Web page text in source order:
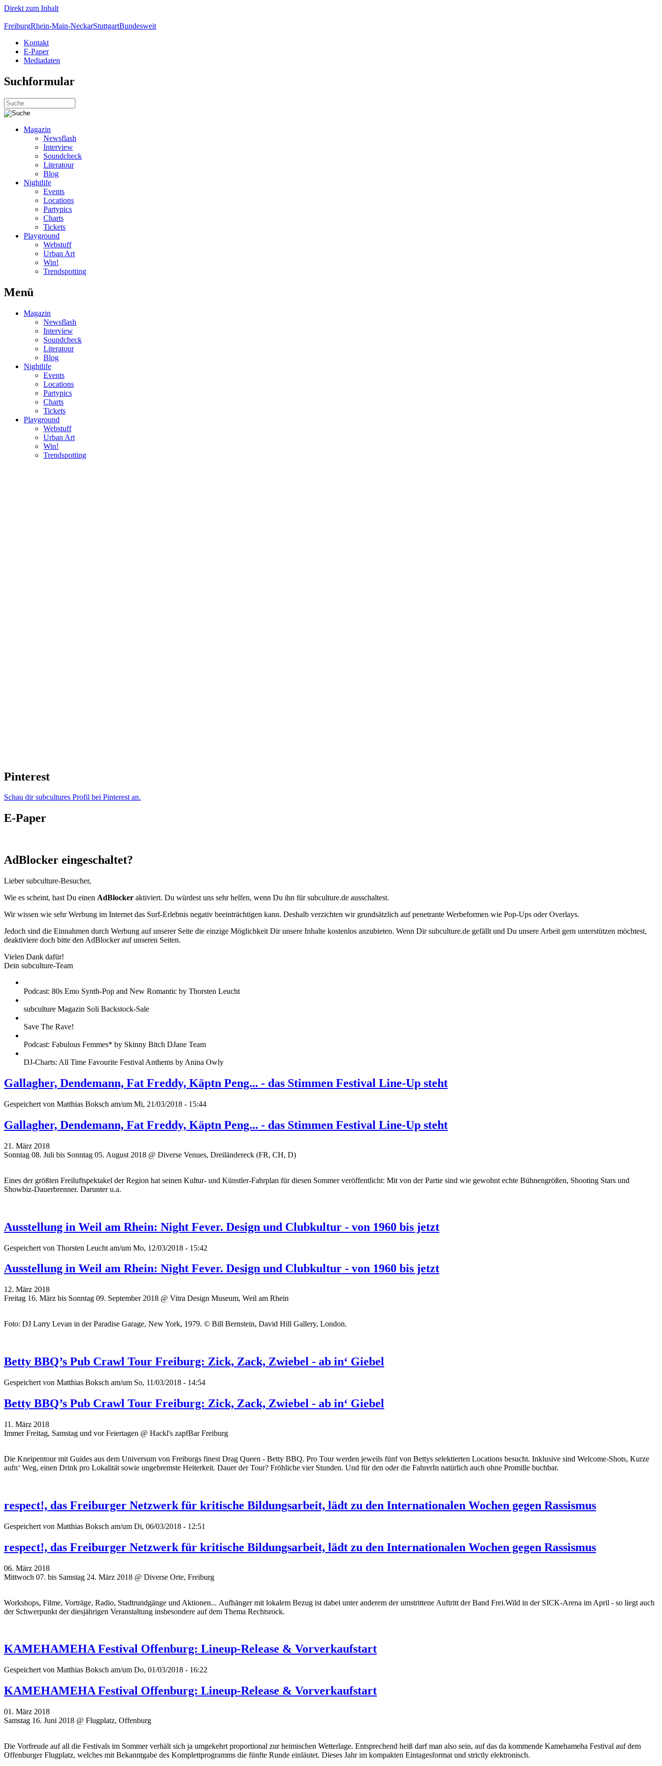
Direkt zum Inhalt
FreiburgRhein-Main-NeckarStuttgartBundesweit
Kontakt
E-Paper
Mediadaten
Suchformular
Magazin
Newsflash
Interview
Soundcheck
Literatour
Blog
Nightlife
Events
Locations
Partypics
Charts
Tickets
Playground
Webstuff
Urban Art
Win!
Trendspotting
Menü
Magazin
Newsflash
Interview
Soundcheck
Literatour
Blog
Nightlife
Events
Locations
Partypics
Charts
Tickets
Playground
Webstuff
Urban Art
Win!
Trendspotting
Pinterest
Schau dir subcultures Profil bei Pinterest an.
E-Paper
AdBlocker eingeschaltet?
Lieber subculture-Besucher,
Wie es scheint, hast Du einen AdBlocker aktiviert. Du würdest uns sehr helfen, wenn Du ihn für subculture.de ausschaltest.
Wir wissen wie sehr Werbung im Internet das Surf-Erlebnis negativ beeinträchtigen kann. Deshalb verzichten wir grundsätzlich auf penetrante Werbeformen wie Pop-Ups oder Overlays.
Jedoch sind die Einnahmen durch Werbung auf unserer Seite die einzige Möglichkeit Dir unsere Inhalte kostenlos anzubieten. Wenn Dir subculture.de gefällt und Du unsere Arbeit gern unterstützen möchtest,
deaktiviere doch bitte den AdBlocker auf unseren Seiten.
Vielen Dank dafür!
Dein subculture-Team
Podcast: 80s Emo Synth-Pop and New Romantic by Thorsten Leucht
subculture Magazin Soli Backstock-Sale
Save The Rave!
Podcast: Fabulous Femmes* by Skinny Bitch DJane Team
DJ-Charts: All Time Favourite Festival Anthems by Anina Owly
Gallagher, Dendemann, Fat Freddy, Käptn Peng... - das Stimmen Festival Line-Up steht
Gespeichert von Matthias Boksch am/um Mi, 21/03/2018 - 15:44
Gallagher, Dendemann, Fat Freddy, Käptn Peng... - das Stimmen Festival Line-Up steht
21. März 2018
Sonntag 08. Juli bis Sonntag 05. August 2018 @ Diverse Venues, Dreiländereck (FR, CH, D)
Eines der größten Freiluftspektakel der Region hat seinen Kultur- und Künstler-Fahrplan für diesen Sommer veröffentlicht: Mit von der Partie sind wie gewohnt echte Bühnengrößen, Shooting Stars und
Showbiz-Dauerbrenner. Darunter u.a.
Ausstellung in Weil am Rhein: Night Fever. Design und Clubkultur - von 1960 bis jetzt
Gespeichert von Thorsten Leucht am/um Mo, 12/03/2018 - 15:42
Ausstellung in Weil am Rhein: Night Fever. Design und Clubkultur - von 1960 bis jetzt
12. März 2018
Freitag 16. März bis Sonntag 09. September 2018 @ Vitra Design Museum, Weil am Rhein
Foto: DJ Larry Levan in der Paradise Garage, New York, 1979. © Bill Bernstein, David Hill Gallery, London.
Betty BBQ’s Pub Crawl Tour Freiburg: Zick, Zack, Zwiebel - ab in‘ Giebel
Gespeichert von Matthias Boksch am/um So, 11/03/2018 - 14:54
Betty BBQ’s Pub Crawl Tour Freiburg: Zick, Zack, Zwiebel - ab in‘ Giebel
11. März 2018
Immer Freitag, Samstag und vor Feiertagen @ Hackl's zapfBar Freiburg
Die Kneipentour mit Guides aus dem Universum von Freiburgs finest Drag Queen - Betty BBQ. Pro Tour werden jeweils fünf von Bettys selektierten Locations besucht. Inklusive sind Welcome-Shots, Kurze
aufn‘ Weg, einen Drink pro Lokalität sowie ungebremste Heiterkeit. Dauer der Tour? Fröhliche vier Stunden. Und für den oder die FahrerIn natürlich auch ohne Promille buchbar.
respect!, das Freiburger Netzwerk für kritische Bildungsarbeit, lädt zu den Internationalen Wochen gegen Rassismus
Gespeichert von Matthias Boksch am/um Di, 06/03/2018 - 12:51
respect!, das Freiburger Netzwerk für kritische Bildungsarbeit, lädt zu den Internationalen Wochen gegen Rassismus
06. März 2018
Mittwoch 07. bis Samstag 24. März 2018 @ Diverse Orte, Freiburg
Workshops, Filme, Vorträge, Radio, Stadtrundgänge und Aktionen... Aufhänger mit lokalem Bezug ist dabei unter anderem der umstrittene Auftritt der Band Frei.Wild in der SICK-Arena im April - so liegt auch
der Schwerpunkt der diesjährigen Veranstaltung insbesondere auf dem Thema Rechtsrock.
KAMEHAMEHA Festival Offenburg: Lineup-Release & Vorverkaufstart
Gespeichert von Matthias Boksch am/um Do, 01/03/2018 - 16:22
KAMEHAMEHA Festival Offenburg: Lineup-Release & Vorverkaufstart
01. März 2018
Samstag 16. Juni 2018 @ Flugplatz, Offenburg
Die Vorfreude auf all die Festivals im Sommer verhält sich ja umgekehrt proportional zur heimischen Wetterlage. Entsprechend heiß darf man also sein, auf das da kommende Kamehameha Festival auf dem
Offenburger Flugplatz, welches mit Bekanntgabe des Komplettprogramms die fünfte Runde einläutet. Dieses Jahr im kompakten Eintagesformat und strictly elektronisch.